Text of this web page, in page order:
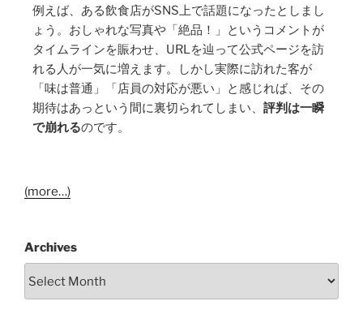
例えば、ある飲食店がSNS上で話題になったとしまし
ょう。おしゃれな写真や「絶品！」というコメントが
タイムラインを賑わせ、URLを辿って公式ページを訪
れる人が一気に増えます。しかし実際に訪れた客が
「味は普通」「店員の対応が悪い」と感じれば、その
期待はあっという間に裏切られてしまい、 評判は一瞬
で崩れるのです。
(more…)
Archives